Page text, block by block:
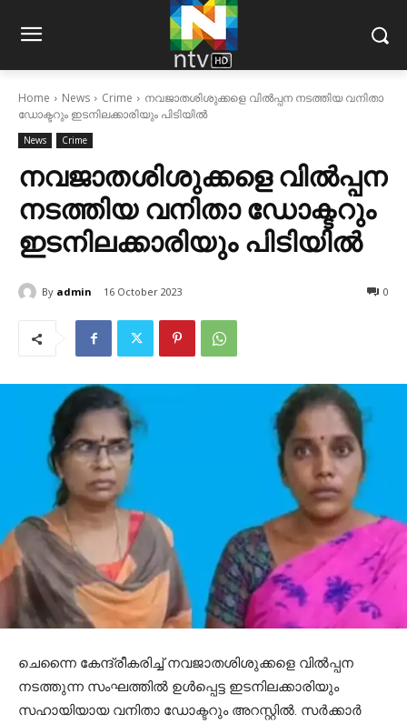
Home News Crime
നവജാതശിശുക്കളെ വില്‍പ്പന നടത്തിയ വനിതാ
ഡോക്ടറും ഇടനിലക്കാരിയും പിടിയിൽ
News Crime
നവജാതശിശുക്കളെ വില്‍പ്പന
നടത്തിയ വനിതാ ഡോക്ടറും
ഇടനിലക്കാരിയും പിടിയിൽ
By admin 16 October 2023 0
ചെന്നൈ കേന്ദ്രീകരിച്ച് നവജാതശിശുക്കളെ വിൽപ്പന
നടത്തുന്ന സംഘത്തിൽ ഉൾപ്പെട്ട ഇടനിലക്കാരിയും
സഹായിയായ വനിതാ ഡോക്ടറും അറസ്റ്റിൽ. സർക്കാർ